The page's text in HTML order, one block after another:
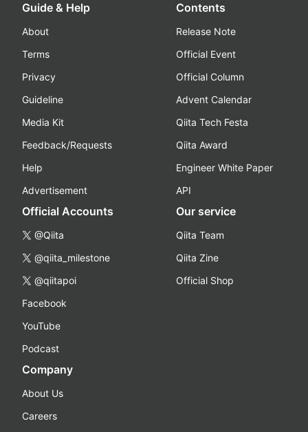
Guide & Help
About
Terms
Privacy
Guideline
Media Kit
Feedback/Requests
Help
Advertisement
Contents
Release Note
Official Event
Official Column
Advent Calendar
Qiita Tech Festa
Qiita Award
Engineer White Paper
API
Official Accounts
@Qiita
@qiita_milestone
@qiitapoi
Facebook
YouTube
Podcast
Our service
Qiita Team
Qiita Zine
Official Shop
Company
About Us
Careers